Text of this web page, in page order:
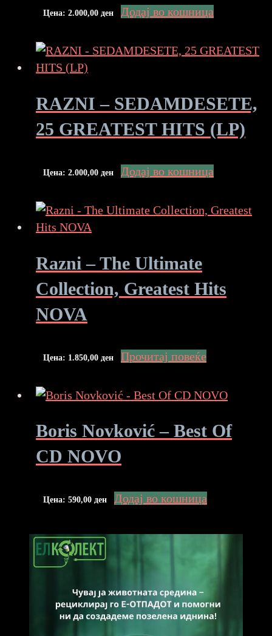
Цена: 2.000,00 ден Додај во кошница
RAZNI – SEDAMDESETE,
25 GREATEST HITS (LP)
Цена: 2.000,00 ден Додај во кошница
Razni – The Ultimate
Collection, Greatest Hits
NOVA
Цена: 1.850,00 ден Прочитај повеќе
Boris Novković – Best Of
CD NOVO
Цена: 590,00 ден Додај во кошница